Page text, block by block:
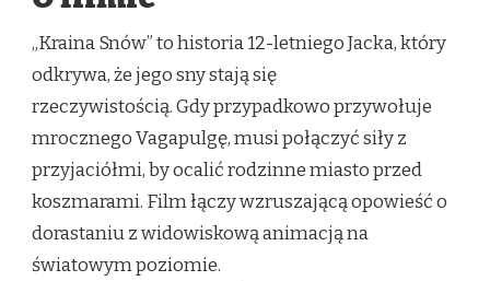
„Kraina Snów” to historia 12-letniego Jacka, który
odkrywa, że jego sny stają się
rzeczywistością. Gdy przypadkowo przywołuje
mrocznego Vagapulgę, musi połączyć siły z
przyjaciółmi, by ocalić rodzinne miasto przed
koszmarami. Film łączy wzruszającą opowieść o
dorastaniu z widowiskową animacją na
światowym poziomie.